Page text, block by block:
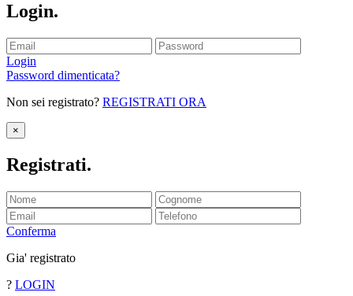
Login.
Login
Password dimenticata?
Non sei registrato? REGISTRATI ORA
×
Registrati.
Conferma
Gia' registrato
? LOGIN